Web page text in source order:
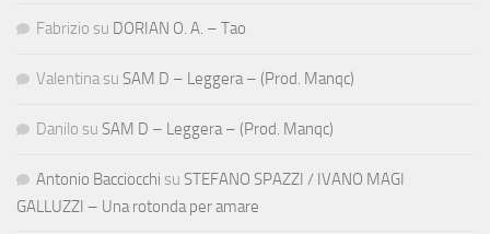
Fabrizio su DORIAN O. A. – Tao
Valentina su SAM D – Leggera – (Prod. Manqc)
Danilo su SAM D – Leggera – (Prod. Manqc)
Antonio Bacciocchi su STEFANO SPAZZI / IVANO MAGI
GALLUZZI – Una rotonda per amare